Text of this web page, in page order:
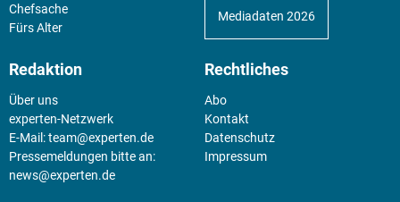
Chefsache
Fürs Alter
Mediadaten 2026
Redaktion
Über uns
experten-Netzwerk
E-Mail:team@experten.de
Pressemeldungen bitte an:
news@experten.de
Rechtliches
Abo
Kontakt
Datenschutz
Impressum